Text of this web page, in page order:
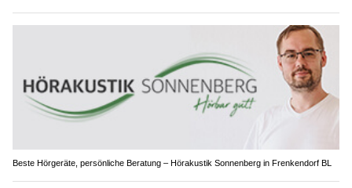
Beste Hörgeräte, persönliche Beratung – Hörakustik Sonnenberg in Frenkendorf BL